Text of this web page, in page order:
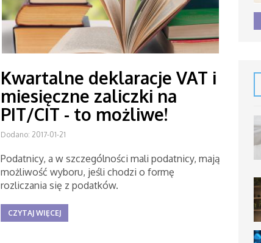
Kwartalne deklaracje VAT i
miesięczne zaliczki na
PIT/CIT - to możliwe!
Dodano: 2017-01-21
Podatnicy, a w szczególności mali podatnicy, mają
możliwość wyboru, jeśli chodzi o formę
rozliczania się z podatków.
CZYTAJ WIĘCEJ